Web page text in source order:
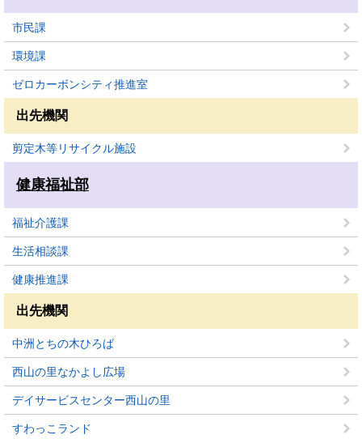
市民課
環境課
ゼロカーボンシティ推進室
出先機関
剪定木等リサイクル施設
健康福祉部
福祉介護課
生活相談課
健康推進課
出先機関
中洲とちの木ひろば
西山の里なかよし広場
デイサービスセンター西山の里
すわっこランド